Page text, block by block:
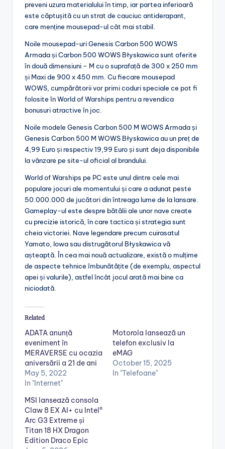
preveni uzura materialului în timp, iar partea inferioară
este căptușită cu un strat de cauciuc antiderapant,
care menține mousepad-ul cât mai stabil.
Noile mousepad-uri Genesis Carbon 500 WOWS
Armada și Carbon 500 WOWS Błyskawica sunt oferite
în două dimensiuni – M cu o suprafață de 300 x 250 mm
și Maxi de 900 x 450 mm. Cu fiecare mousepad
WOWS, cumpărătorii vor primi coduri speciale ce pot fi
folosite în World of Warships pentru a revendica
bonusuri atractive în joc.
Noile modele Genesis Carbon 500 M WOWS Armada și
Genesis Carbon 500 M WOWS Błyskawica au un preț de
4,99 Euro și respectiv 19,99 Euro și sunt deja disponibile
la vânzare pe site-ul oficial al brandului.
World of Warships pe PC este unul dintre cele mai
populare jocuri ale momentului și care a adunat peste
50.000.000 de jucători din întreaga lume de la lansare.
Gameplay-ul este despre bătălii ale unor nave create
cu precizie istorică, în care tactica și strategia sunt
cheia victoriei. Nave legendare precum cuirasatul
Yamato, Iowa sau distrugătorul Błyskawica vă
așteaptă. În cea mai nouă actualizare, există o mulțime
de aspecte tehnice îmbunătățite (de exemplu, aspectul
apei și valurile), astfel încât jocul arată mai bine ca
niciodată.
Related
ADATA anunță
eveniment în
MERAVERSE cu ocazia
aniversării a 21 de ani
May 5, 2022
In "Internet"
Motorola lansează un
telefon exclusiv la
eMAG
October 15, 2025
In "Telefoane"
MSI lansează consola
Claw 8 EX AI+ cu Intel®
Arc G3 Extreme și
Titan 18 HX Dragon
Edition Draco Epic